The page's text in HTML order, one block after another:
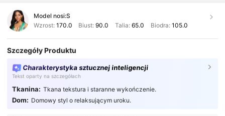
Model nosi:S
Wzrost: 170.0 Biust:90.0 Talia: 65.0 Biodra: 105.0
Szczegóły Produktu
Charakterystyka sztucznej inteligencji
Tekst oparty na szczegółach
Tkanina: Tkana tekstura i staranne wykończenie.
Dom: Domowy styl o relaksującym uroku.